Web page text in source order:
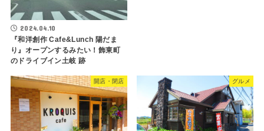
2024.04.10
『和洋創作 Cafe&Lunch 陽だま
り』オープンするみたい！飾東町
のドライブイン土岐 跡
開店・閉店 グルメ